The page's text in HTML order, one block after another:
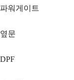
파워게이트
옆문
DPF